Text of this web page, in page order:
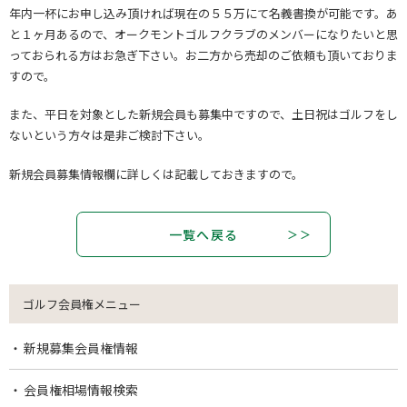
年内一杯にお申し込み頂ければ現在の５５万にて名義書換が可能です。あ
と１ヶ月あるので、オークモントゴルフクラブのメンバーになりたいと思
っておられる方はお急ぎ下さい。お二方から売却のご依頼も頂いておりま
すので。
また、平日を対象とした新規会員も募集中ですので、土日祝はゴルフをし
ないという方々は是非ご検討下さい。
新規会員募集情報欄に詳しくは記載しておきますので。
一覧へ戻る
ゴルフ会員権メニュー
新規募集会員権情報
会員権相場情報検索